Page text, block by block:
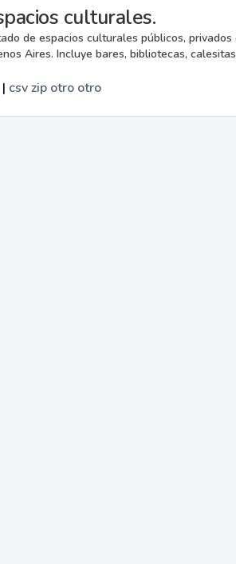
culturales.
de espacios culturales públicos,
Aires. Incluye bares, bibliotecas,
| csvzip otro otro